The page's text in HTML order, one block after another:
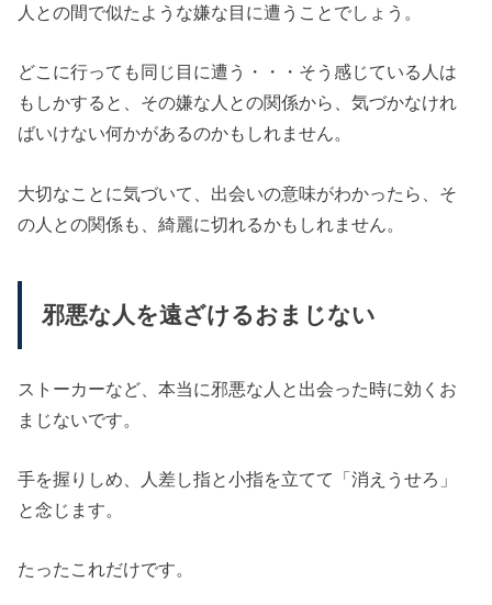
人との間で似たような嫌な目に遭うことでしょう。
どこに行っても同じ目に遭う・・・そう感じている人は
もしかすると、その嫌な人との関係から、気づかなけれ
ばいけない何かがあるのかもしれません。
大切なことに気づいて、出会いの意味がわかったら、そ
の人との関係も、綺麗に切れるかもしれません。
邪悪な人を遠ざけるおまじない
ストーカーなど、本当に邪悪な人と出会った時に効くお
まじないです。
手を握りしめ、人差し指と小指を立てて「消えうせろ」
と念じます。
たったこれだけです。